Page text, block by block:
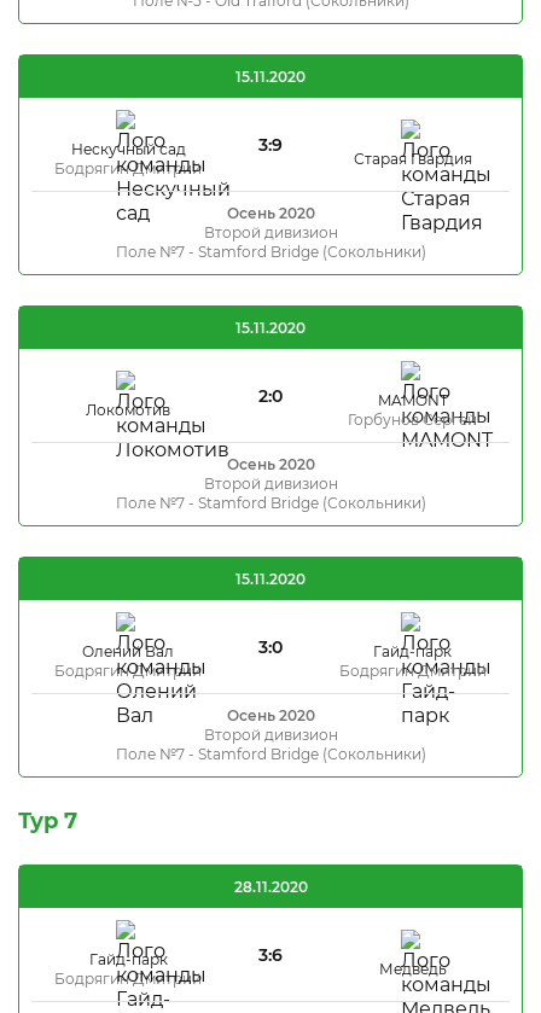
Нескучный сад
Бодрягин Дмитрий
3:9
Старая Гвардия
15.11.2020
Осень 2020
Второй дивизион
Поле №7 - Stamford Bridge (Сокольники)
Локомотив
2:0
MAMONT
Горбунов Сергей
15.11.2020
Осень 2020
Второй дивизион
Поле №7 - Stamford Bridge (Сокольники)
Олений Вал
Бодрягин Дмитрий
3:0
Гайд-парк
Бодрягин Дмитрий
15.11.2020
Осень 2020
Второй дивизион
Поле №7 - Stamford Bridge (Сокольники)
Тур 7
Гайд-парк
Бодрягин Дмитрий
3:6
Медведь
28.11.2020